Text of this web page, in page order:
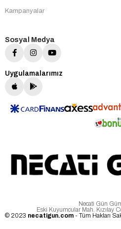
Kampanyalar
Sosyal Medya
Uygulamalarımız
Necati Gün
Eski Kuyumcular Mah. Kızılay
© 2023 necatigun.com - Tüm Hakları